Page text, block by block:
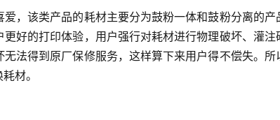
，该类产品的耗材主要分为鼓粉一体和鼓粉分离的产
好的打印体验，用户强行对耗材进行物理破坏、灌注
法得到原厂保修服务，这样算下来用户得不偿失。所
材。